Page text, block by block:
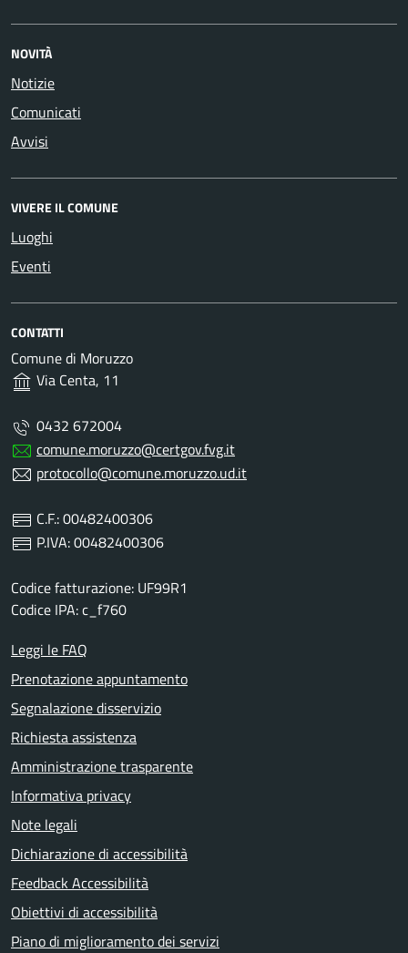
NOVITÀ
Notizie
Comunicati
Avvisi
VIVERE IL COMUNE
Luoghi
Eventi
CONTATTI
Comune di Moruzzo
Via Centa, 11
0432 672004
comune.moruzzo@certgov.fvg.it
protocollo@comune.moruzzo.ud.it
C.F.: 00482400306
P.IVA: 00482400306
Codice fatturazione: UF99R1
Codice IPA: c_f760
Leggi le FAQ
Prenotazione appuntamento
Segnalazione disservizio
Richiesta assistenza
Amministrazione trasparente
Informativa privacy
Note legali
Dichiarazione di accessibilità
Feedback Accessibilità
Obiettivi di accessibilità
Piano di miglioramento dei servizi